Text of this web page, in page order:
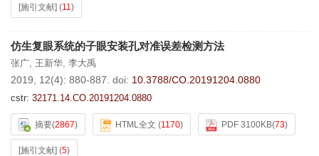
[施引文献] (11)
仿生复眼系统的子眼安装孔对准误差检测方法
张广, 王新华, 李大禹
2019, 12(4): 880-887. doi: 10.3788/CO.20191204.0880
cstr: 32171.14.CO.20191204.0880
摘要(2867) HTML全文 (1170) PDF 3100KB(73)
[施引文献] (5)